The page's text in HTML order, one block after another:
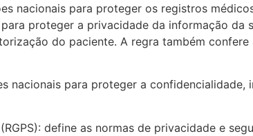
nacionais para proteger os registros
proteger a privacidade da informação da
do paciente. A regra também
nacionais para proteger a
(RGPS): define as normas de privacidade e